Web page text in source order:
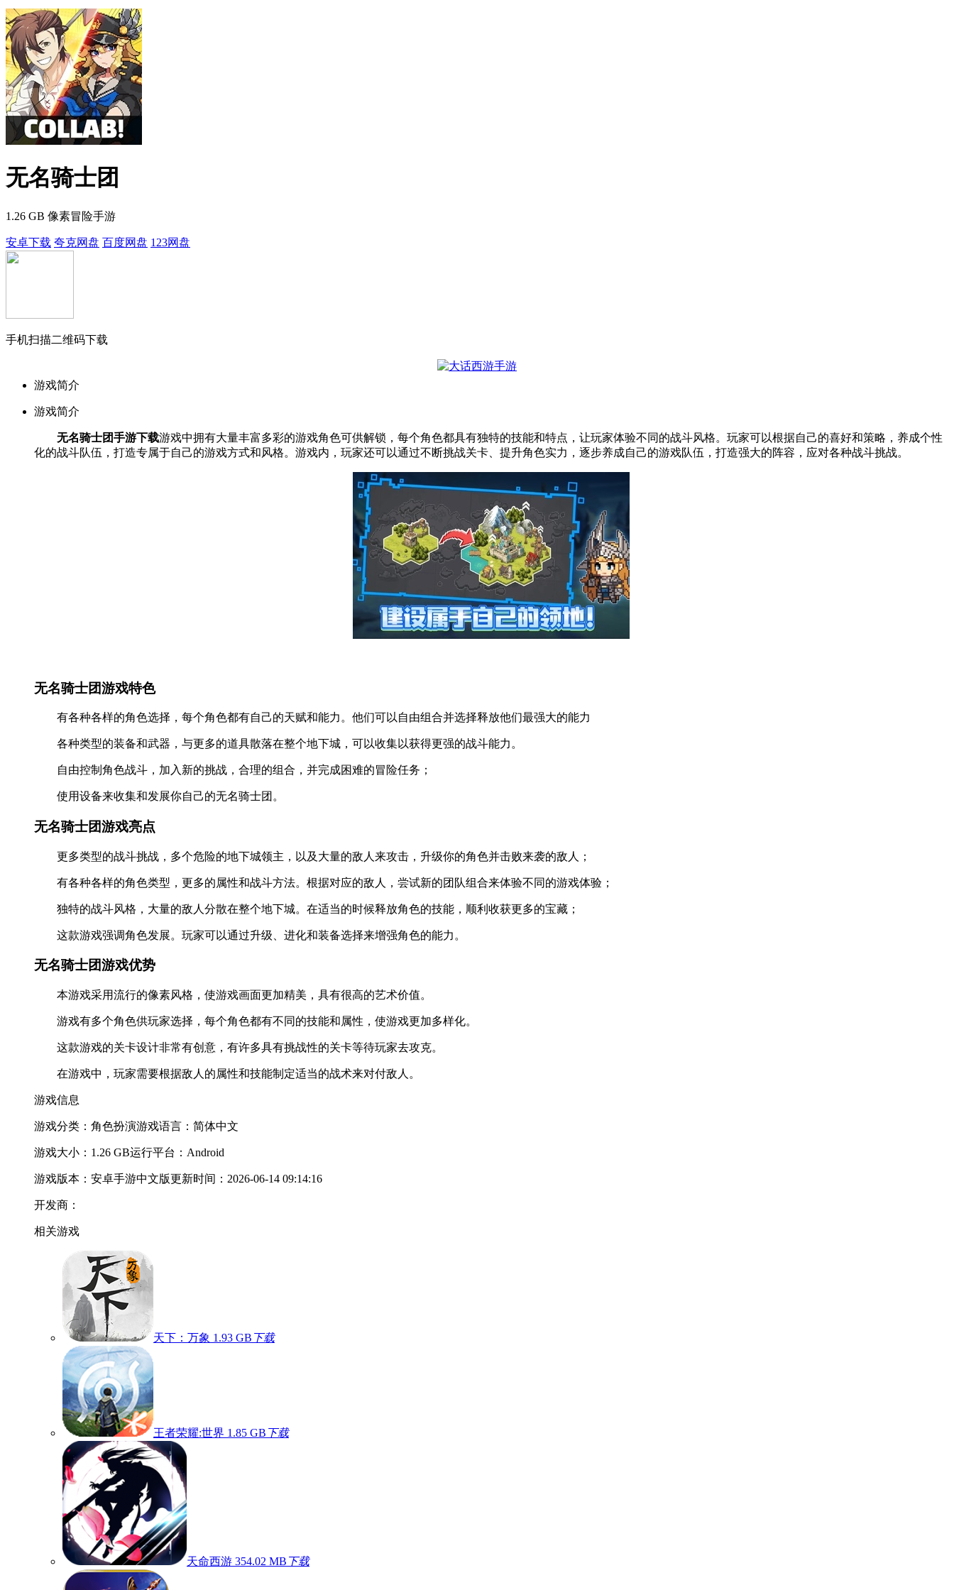
无名骑士团
1.26 GB 像素冒险手游
安卓下载 夸克网盘 百度网盘 123网盘
手机扫描二维码下载
游戏简介
游戏简介
无名骑士团手游下载游戏中拥有大量丰富多彩的游戏角色可供解锁，每个角色都具有独特的技能和特点，让玩家体验不同的战斗风格。玩家可以根据自己的喜好和策略，养成个性
化的战斗队伍，打造专属于自己的游戏方式和风格。游戏内，玩家还可以通过不断挑战关卡、提升角色实力，逐步养成自己的游戏队伍，打造强大的阵容，应对各种战斗挑战。
无名骑士团游戏特色
有各种各样的角色选择，每个角色都有自己的天赋和能力。他们可以自由组合并选择释放他们最强大的能力
各种类型的装备和武器，与更多的道具散落在整个地下城，可以收集以获得更强的战斗能力。
自由控制角色战斗，加入新的挑战，合理的组合，并完成困难的冒险任务；
使用设备来收集和发展你自己的无名骑士团。
无名骑士团游戏亮点
更多类型的战斗挑战，多个危险的地下城领主，以及大量的敌人来攻击，升级你的角色并击败来袭的敌人；
有各种各样的角色类型，更多的属性和战斗方法。根据对应的敌人，尝试新的团队组合来体验不同的游戏体验；
独特的战斗风格，大量的敌人分散在整个地下城。在适当的时候释放角色的技能，顺利收获更多的宝藏；
这款游戏强调角色发展。玩家可以通过升级、进化和装备选择来增强角色的能力。
无名骑士团游戏优势
本游戏采用流行的像素风格，使游戏画面更加精美，具有很高的艺术价值。
游戏有多个角色供玩家选择，每个角色都有不同的技能和属性，使游戏更加多样化。
这款游戏的关卡设计非常有创意，有许多具有挑战性的关卡等待玩家去攻克。
在游戏中，玩家需要根据敌人的属性和技能制定适当的战术来对付敌人。
游戏信息
游戏分类：角色扮演游戏语言：简体中文
游戏大小：1.26 GB运行平台：Android
游戏版本：安卓手游中文版更新时间：2026-06-14 09:14:16
开发商：
相关游戏
天下：万象 1.93 GB 下载
王者荣耀:世界 1.85 GB 下载
天命西游 354.02 MB 下载